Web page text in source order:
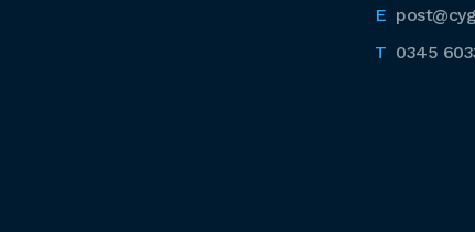
0345